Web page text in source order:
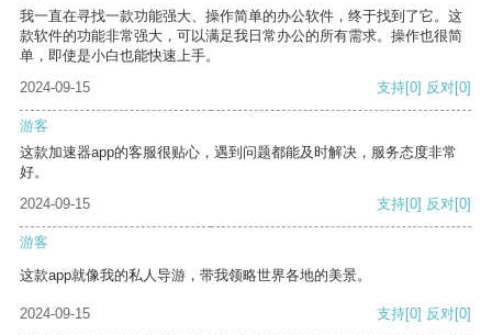
我一直在寻找一款功能强大、操作简单的办公软件，终于找到了它。这
款软件的功能非常强大，可以满足我日常办公的所有需求。操作也很简
单，即使是小白也能快速上手。
2024-09-15
支持[0] 反对[0]
游客
这款加速器app的客服很贴心，遇到问题都能及时解决，服务态度非常
好。
2024-09-15
支持[0] 反对[0]
游客
这款app就像我的私人导游，带我领略世界各地的美景。
2024-09-15 支持[0] 反对[0]